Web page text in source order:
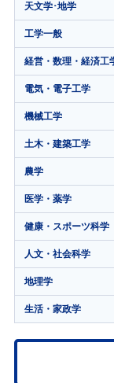
天文学･地学
工学一般
経営・数理・経済工
電気・電子工学
機械工学
土木・建築工学
農学
医学・薬学
健康・スポーツ科学
人文・社会科学
地理学
生活・家政学